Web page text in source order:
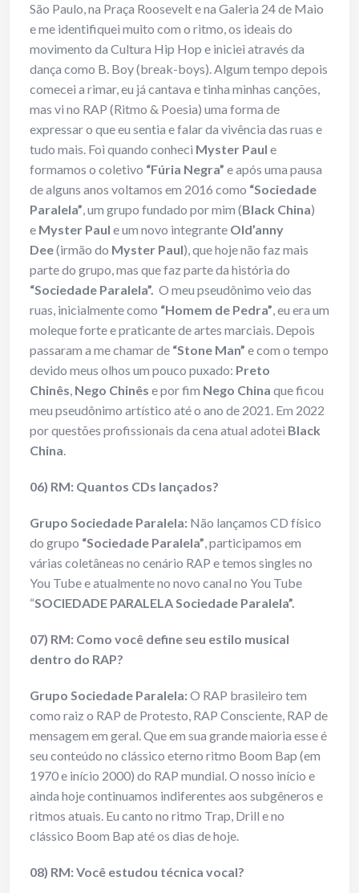
São Paulo, na Praça Roosevelt e na Galeria 24 de Maio
e me identifiquei muito com o ritmo, os ideais do
movimento da Cultura Hip Hop e iniciei através da
dança como B. Boy (break-boys). Algum tempo depois
comecei a rimar, eu já cantava e tinha minhas canções,
mas vi no RAP (Ritmo & Poesia) uma forma de
expressar o que eu sentia e falar da vivência das ruas e
tudo mais. Foi quando conheci Myster Paul e
formamos o coletivo “Fúria Negra” e após uma pausa
de alguns anos voltamos em 2016 como “Sociedade
Paralela”, um grupo fundado por mim (Black China)
e Myster Paul e um novo integrante Old’anny
Dee(irmão do Myster Paul), que hoje não faz mais
parte do grupo, mas que faz parte da história do
“Sociedade Paralela”. O meu pseudônimo veio das
ruas, inicialmente como “Homem de Pedra”, eu era um
moleque forte e praticante de artes marciais. Depois
passaram a me chamar de “Stone Man” e com o tempo
devido meus olhos um pouco puxado: Preto
Chinês, Nego Chinês e por fim Nego China que ficou
meu pseudônimo artístico até o ano de 2021. Em 2022
por questões profissionais da cena atual adotei Black
China.
06) RM: Quantos CDs lançados?
Grupo Sociedade Paralela: Não lançamos CD físico
do grupo “Sociedade Paralela”, participamos em
várias coletâneas no cenário RAP e temos singles no
You Tube e atualmente no novo canal no You Tube
“SOCIEDADE PARALELA Sociedade Paralela”.
07) RM: Como você define seu estilo musical
dentro do RAP?
Grupo Sociedade Paralela:O RAP brasileiro tem
como raiz o RAP de Protesto, RAP Consciente, RAP de
mensagem em geral. Que em sua grande maioria esse é
seu conteúdo no clássico eterno ritmo Boom Bap (em
1970 e início 2000) do RAP mundial. O nosso início e
ainda hoje continuamos indiferentes aos subgêneros e
ritmos atuais. Eu canto no ritmo Trap, Drill e no
clássico Boom Bap até os dias de hoje.
08) RM: Você estudou técnica vocal?